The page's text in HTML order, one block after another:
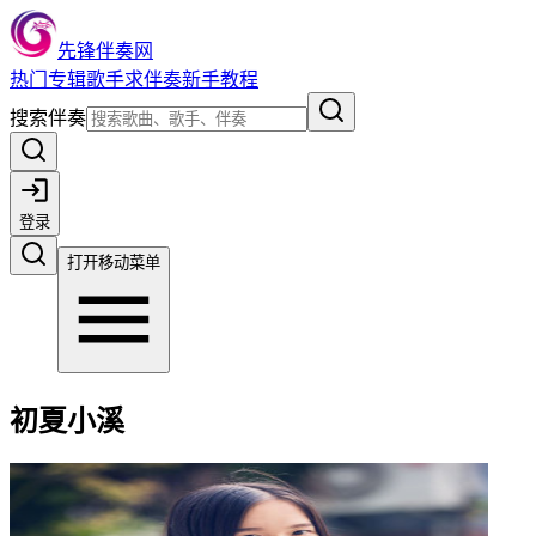
先锋伴奏网
热门 专辑歌手求伴奏新手教程
搜索伴奏
登录
打开移动菜单
初夏小溪